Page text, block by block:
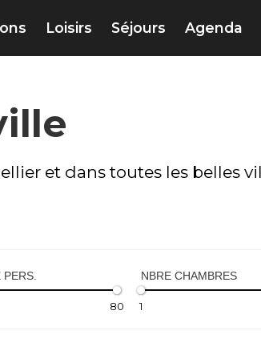
Loisirs Séjours Agenda
et dans toutes les belles
PERS.
80
NBRE CHAMBRES
1